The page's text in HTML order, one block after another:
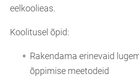
eelkoolieas.
Koolitusel õpid:
Rakendama erinevaid
õppimise meetodeid